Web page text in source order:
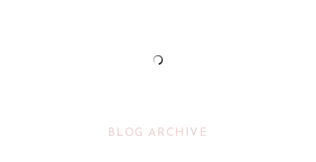
BLOG ARCHIVE